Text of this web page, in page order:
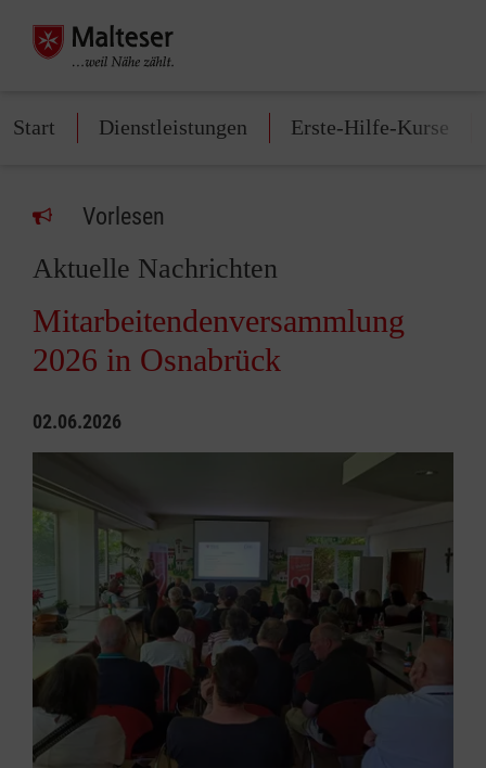
Start Dienstleistungen Erste-Hilfe-Kurse
Vorlesen
Aktuelle Nachrichten
Mitarbeitendenversammlung
2026 in Osnabrück
02.06.2026